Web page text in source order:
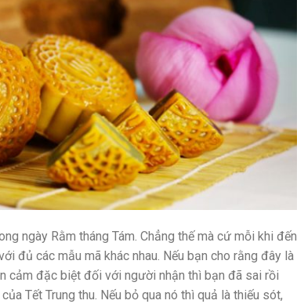
ngày Rằm tháng Tám. Chẳng thế mà cứ mỗi khi đến
đủ các mẫu mã khác nhau. Nếu bạn cho rằng đây là
cảm đặc biệt đối với người nhận thì bạn đã sai rồi
Tết Trung thu. Nếu bỏ qua nó thì quả là thiếu sót,